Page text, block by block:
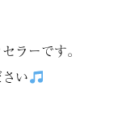
ラーです。
い